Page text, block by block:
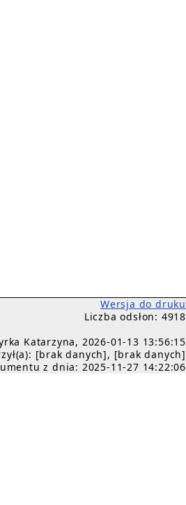
Wersja do druku
Liczba odsłon: 4918
Katarzyna, 2026-01-13 13:56:15
[brak danych], [brak danych]
z dnia: 2025-11-27 14:22:06